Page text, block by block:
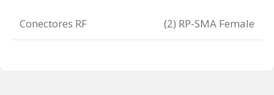
Conectores RF (2) RP-SMA Female